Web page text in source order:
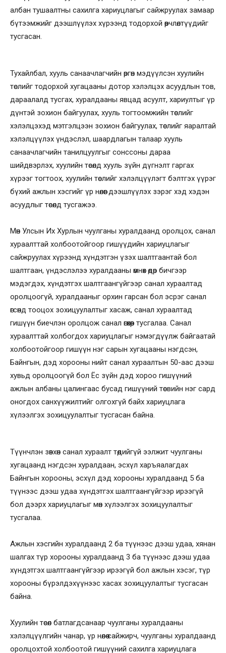
албан тушаалтны сахилга хариуцлагыг сайжруулах замаар
бүтээмжийг дээшлүүлэх хүрээнд тодорхой өөрчлөлтүүдийг
тусгасан.
Тухайлбал, хууль санаачлагчийн өргөн мэдүүлсэн хуулийн
төслийг тодорхой хугацааны дотор хэлэлцэх асуудлын тов,
дараалалд тусгах, хуралдааны явцад асуулт, хариултыг үр
дүнтэй зохион байгуулах, хууль тогтоомжийн төслийг
хэлэлцэхэд мэтгэлцээн зохион байгуулах, төслийг яаралтай
хэлэлцүүлэх үндэслэл, шаардлагын талаар хууль
санаачлагчийн танилцуулгыг сонссоны дараа
шийдвэрлэх, хуулийн төсөлд хууль зүйн дүгнэлт гаргах
хүрээг тогтоох, хуулийн төслийг хэлэлцүүлэгт бэлтгэх үүрэг
бүхий ажлын хэсгийг үр нөлөөг дээшлүүлэх зэрэг хэд хэдэн
асуудлыг төсөлд тусгажээ.
Мөн Улсын Их Хурлын чуулганы хуралдаанд оролцох, санал
хураалттай холбоотойгоор гишүүдийн хариуцлагыг
сайжруулах хүрээнд хүндэтгэн үзэх шалтгаантай бол
шалтгаан, үндэслэлээ хуралдааны өмнөх өдөр бичгээр
мэдэгдэх, хүндэтгэх шалтгаангүйгээр санал хураалтад
оролцоогүй, хуралдааныг орхин гарсан бол эсрэг санал
өгсөнд тооцох зохицуулалтыг хасаж, санал хураалтад
гишүүн биечлэн оролцож санал өгөхөөр тусгалаа. Санал
хураалттай холбогдох хариуцлагыг нэмэгдүүлж байгаатай
холбоотойгоор гишүүн нэг сарын хугацааны нэгдсэн,
Байнгын, дэд хорооны нийт санал хураалтын 50-аас дээш
хувьд оролцоогүй бол Ёс зүйн дэд хороо гишүүний
ажлын албаны цалингаас бусад гишүүний төсвийн нэг сард
оногдох санхүүжилтийг олгохгүй байх хариуцлага
хүлээлгэх зохицуулалтыг тусгасан байна.
Түүнчлэн зөвхөн санал хураалт төдийгүй ээлжит чуулганы
хугацаанд нэгдсэн хуралдаан, эсхүл харъяалагдах
Байнгын хорооны, эсхүл дэд хорооны хуралдаанд 5 ба
түүнээс дээш удаа хүндэтгэх шалтгаангүйгээр ирээгүй
бол дээрх хариуцлагыг мөн хүлээлгэх зохицуулалтыг
тусгалаа.
Ажлын хэсгийн хуралдаанд 2 ба түүнээс дээш удаа, хянан
шалгах түр хорооны хуралдаанд 3 ба түүнээс дээш удаа
хүндэтгэх шалтгаангүйгээр ирээгүй бол ажлын хэсэг, түр
хорооны бүрэлдэхүүнээс хасах зохицуулалтыг тусгасан
байна.
Хуулийн төсөл батлагдсанаар чуулганы хуралдааны
хэлэлцүүлгийн чанар, үр нөлөө сайжирч, чуулганы хуралдаанд
оролцохтой холбоотой гишүүний сахилга хариуцлага